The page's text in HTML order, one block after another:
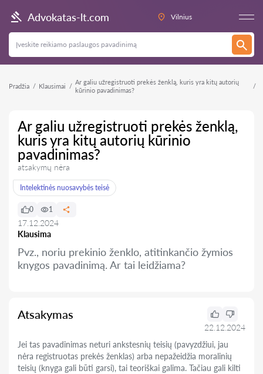
Advokatas-lt.com Vilnius
Pradžia Klausimai
Ar galiu užregistruoti prekės ženklą, kuris yra kitų autorių
kūrinio pavadinimas?
Ar galiu užregistruoti prekės ženklą,
kuris yra kitų autorių kūrinio
pavadinimas?
atsakymų nėra
Intelektinės nuosavybės teisė
Klausima
0 1
17.12.2024
Pvz., noriu prekinio ženklo, atitinkančio žymios
knygos pavadinimą. Ar tai leidžiama?
Atsakymas
22.12.2024
Jei tas pavadinimas neturi ankstesnių teisių (pavyzdžiui, jau
nėra registruotas prekės ženklas) arba nepažeidžia moralinių
teisių (knyga gali būti garsi), tai teoriškai galima. Tačiau gali kilti